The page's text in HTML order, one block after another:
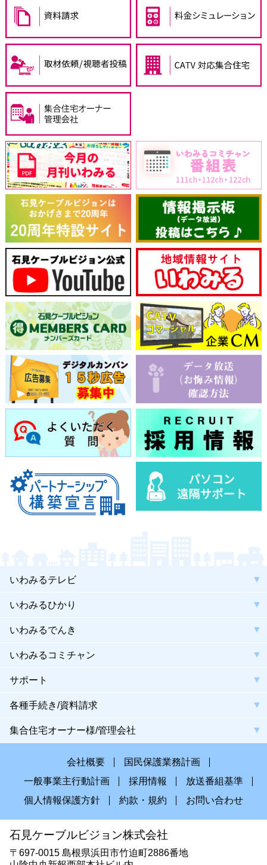
いわみるテレビ
いわみるひかり
いわみるでんき
いわみるコミチャン
サポート
各種手続き/資料請求
集合住宅オーナー様/管理会社
会社概要
国民保護業務計画
一般事業主行動計画
採用情報
放送番組基準
個人情報保護方針
約款・規約 お問い合わせ
石見ケーブルビジョン株式会社
〒697-0015 島根県浜田市竹迫町2886番地